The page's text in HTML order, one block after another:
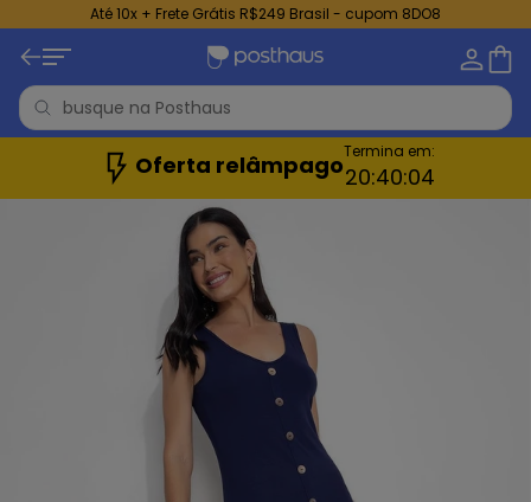
Até 10x + Frete Grátis R$249 Brasil - cupom 8DO8
Oferta relâmpagoTermina em:
20:40:04